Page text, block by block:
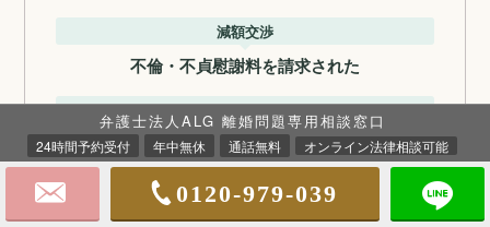
減額交渉
不倫・不貞慰謝料を請求された
子供のためにできること
離婚と子供
親権獲得のために
弁護士法人ALG 離婚問題専用相談窓口
24時間予約受付 年中無休 通話無料 オンライン法律相談可能
0120-979-039